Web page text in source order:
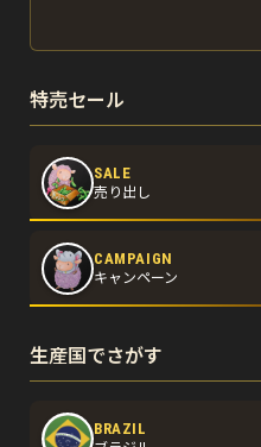
特売セール
SALE
売り出し
CAMPAIGN
キャンペーン
生産国でさがす
BRAZIL